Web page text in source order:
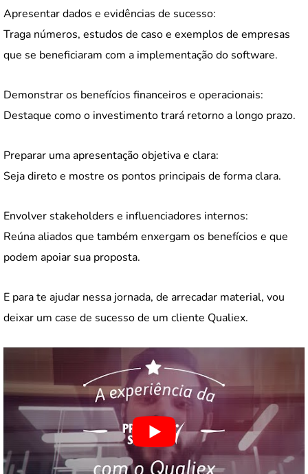
Apresentar dados e evidências de sucesso:
Traga números, estudos de caso e exemplos de empresas
que se beneficiaram com a implementação do software.
Demonstrar os benefícios financeiros e operacionais:
Destaque como o investimento trará retorno a longo prazo.
Preparar uma apresentação objetiva e clara:
Seja direto e mostre os pontos principais de forma clara.
Envolver stakeholders e influenciadores internos:
Reúna aliados que também enxergam os benefícios e que
podem apoiar sua proposta.
E para te ajudar nessa jornada, de arrecadar material, vou
deixar um case de sucesso de um cliente Qualiex.